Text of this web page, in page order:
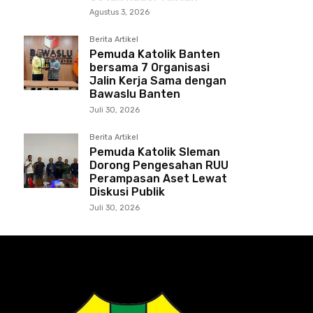
Agustus 3, 2026
Berita Artikel
Pemuda Katolik Banten
bersama 7 Organisasi
Jalin Kerja Sama dengan
Bawaslu Banten
Juli 30, 2026
Berita Artikel
Pemuda Katolik Sleman
Dorong Pengesahan RUU
Perampasan Aset Lewat
Diskusi Publik
Juli 30, 2026